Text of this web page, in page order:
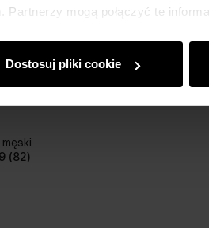
mogą połączyć te
ich usług.
Dostosuj pliki cookie
(82)